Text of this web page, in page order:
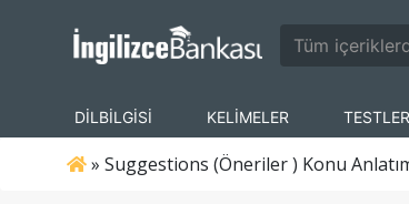
DİLBİLGİSİ KELİMELER TESTLER
» Suggestions (Öneriler ) Konu